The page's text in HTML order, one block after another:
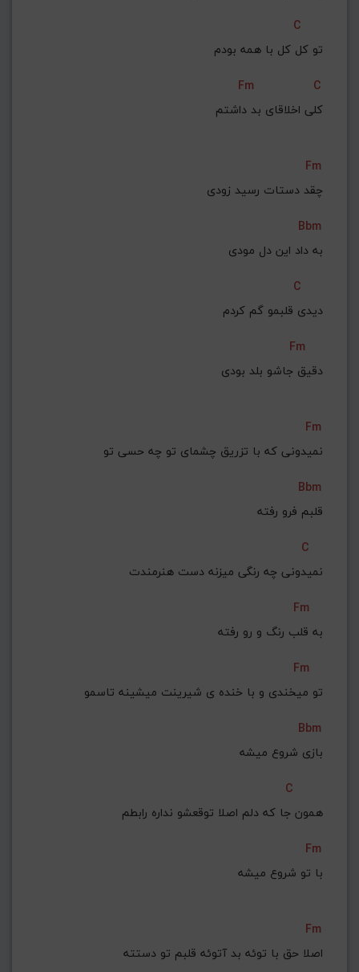
C
تو کل کل با همه بودم
Fm
C
کلى اخلاقاى بد داشتم
Fm
چقد دستات رسید زودى
Bbm
به داد این دل مودى
C
دیدى قلبمو گم کردم
Fm
دقیق جاشو بلد بودى
Fm
نمیدونی که با تزریق چشمای تو چه حسی تو
Bbm
قلبم فرو رفته
C
نمیدونی چه رنگی میزنه دست هنرمندت
Fm
به قلب رنگ و رو رفته
Fm
تو میخندی و با خنده ی شیرینت میشینه تاسمو
Bbm
بازی شروع میشه
C
همون جا که دلم اصلا توقعشو نداره رابطم
Fm
با تو شروع میشه
Fm
اصلا حق با توئه بد آتوئه قلبم تو دستته